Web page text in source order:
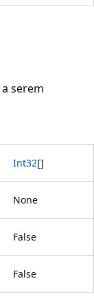
a serem
Int32[]
None
False
False